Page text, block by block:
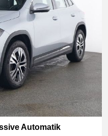
Automatik